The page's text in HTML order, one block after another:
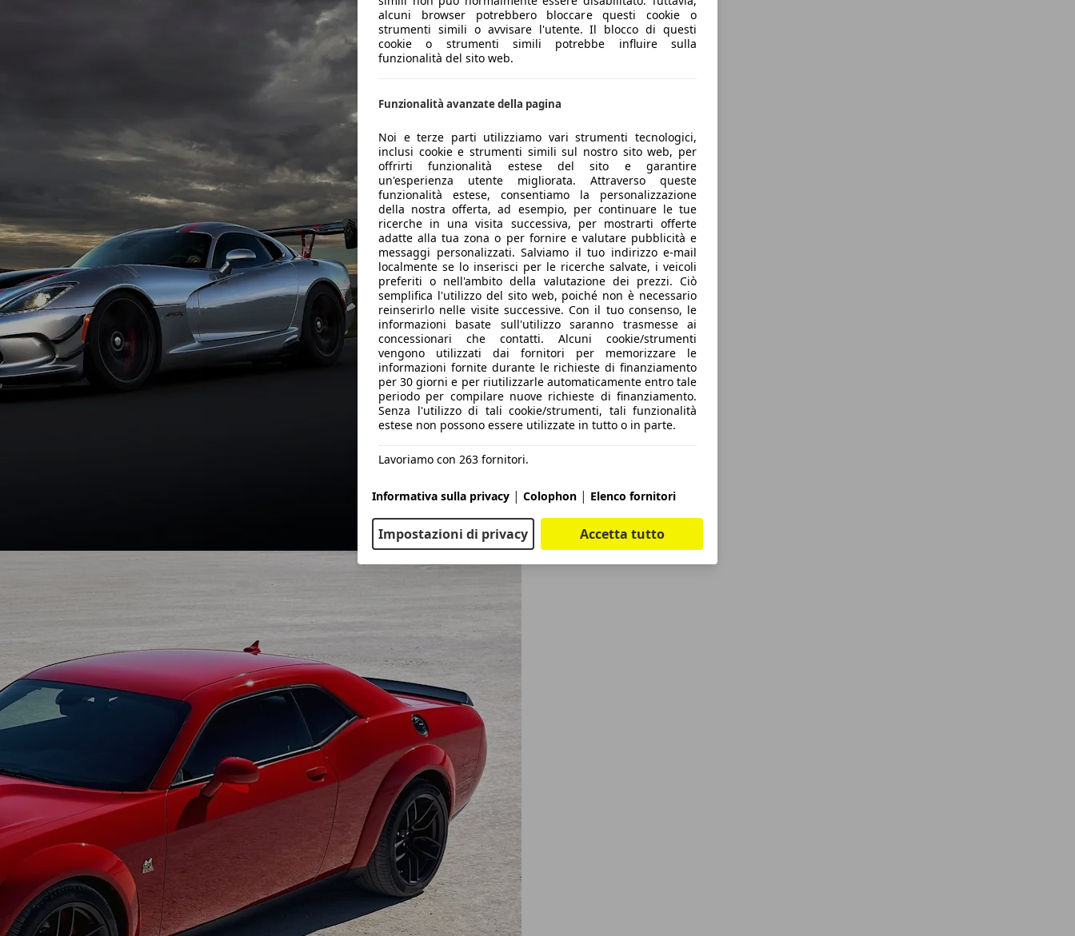
alcuni browser potrebbero bloccare questi cookie o
strumenti simili o avvisare l'utente. Il blocco di questi
cookie o strumenti simili potrebbe influire sulla
funzionalità del sito web.
Funzionalità avanzate della pagina
Noi e terze parti utilizziamo vari strumenti tecnologici,
inclusi cookie e strumenti simili sul nostro sito web, per
offrirti funzionalità estese del sito e garantire
un'esperienza utente migliorata. Attraverso queste
funzionalità estese, consentiamo la personalizzazione
della nostra offerta, ad esempio, per continuare le tue
ricerche in una visita successiva, per mostrarti offerte
adatte alla tua zona o per fornire e valutare pubblicità e
messaggi personalizzati. Salviamo il tuo indirizzo e-mail
localmente se lo inserisci per le ricerche salvate, i veicoli
preferiti o nell'ambito della valutazione dei prezzi. Ciò
semplifica l'utilizzo del sito web, poiché non è necessario
reinserirlo nelle visite successive. Con il tuo consenso, le
informazioni basate sull'utilizzo saranno trasmesse ai
concessionari che contatti. Alcuni cookie/strumenti
vengono utilizzati dai fornitori per memorizzare le
informazioni fornite durante le richieste di finanziamento
per 30 giorni e per riutilizzarle automaticamente entro tale
periodo per compilare nuove richieste di finanziamento.
Senza l'utilizzo di tali cookie/strumenti, tali funzionalità
estese non possono essere utilizzate in tutto o in parte.
Lavoriamo con 263 fornitori.
Informativa sulla privacy | Colophon | Elenco fornitori
Impostazioni di privacy Accetta tutto